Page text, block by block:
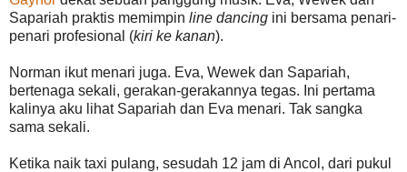
Sapariah praktis memimpin line dancing ini bersama penari-
penari profesional (kiri ke kanan).
Norman ikut menari juga. Eva, Wewek dan Sapariah,
bertenaga sekali, gerakan-gerakannya tegas. Ini pertama
kalinya aku lihat Sapariah dan Eva menari. Tak sangka
sama sekali.
Ketika naik taxi pulang, sesudah 12 jam di Ancol, dari pukul